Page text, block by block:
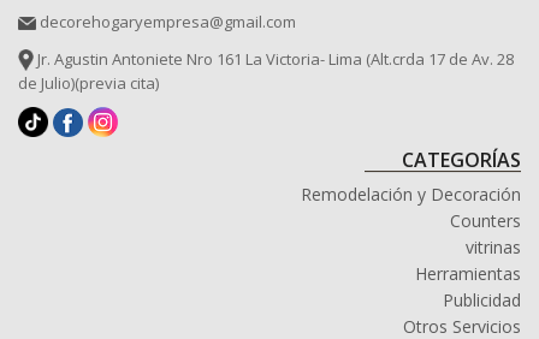
decorehogaryempresa@gmail.com
Jr. Agustin Antoniete Nro 161 La Victoria- Lima (Alt.crda 17 de Av. 28
de Julio)(previa cita)
CATEGORÍAS
Remodelación y Decoración
Counters
vitrinas
Herramientas
Publicidad
Otros Servicios